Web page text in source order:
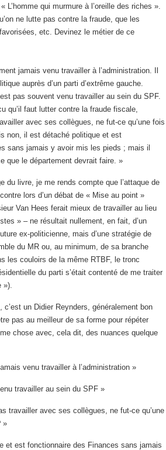
L’homme qui murmure à l’oreille des riches ».
ne lutte pas contre la fraude, que les
etc. Devinez le métier de ce
jamais venu travailler à l’administration. Il
auprès d’un parti d’extrême gauche.
pas souvent venu travailler au sein du SPF.
qu’il faut lutter contre la fraude fiscale,
avec ses collègues, ne fut-ce qu’une fois
non, il est détaché politique et est
sans jamais y avoir mis les pieds ; mais il
que le département devrait faire. »
du livre, je me rends compte que l’attaque de
lors d’un débat de « Mise au point »
Van Hees ferait mieux de travailler au lieu
» – ne résultait nullement, en fait, d’un
ex-politicienne, mais d’une stratégie de
du MR ou, au minimum, de sa branche
les couloirs de la même RTBF, le tronc
du parti s’était contenté de me traiter
»).
un Didier Reynders, généralement bon
pas au meilleur de sa forme pour répéter
chose avec, cela dit, des nuances quelque
venu travailler à l’administration »
travailler au sein du SPF »
travailler avec ses collègues, ne fut-ce qu’une
»
et est fonctionnaire des Finances sans jamais